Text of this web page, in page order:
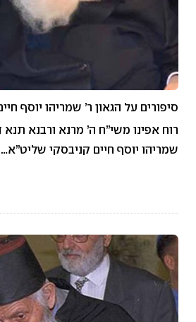
סיפורים על הגאון ר’ שמריהו יוסף
רוח אפינו משי”ח ה’ מרנא ורבנא תנא
שמריהו יוסף חיים קניבסקי שליט”א…